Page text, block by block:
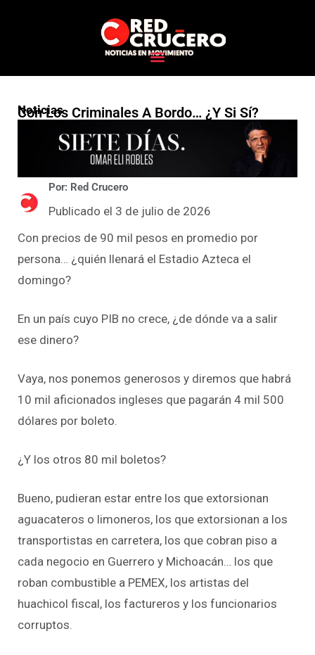
Noticias
Con Los Criminales A Bordo… ¿y Si Sí?
Por: Red Crucero
Publicado el 3 de julio de 2026
Con precios de 90 mil pesos en promedio por
persona… ¿quién llenará el Estadio Azteca el
domingo?
En un país cuyo PIB no crece, ¿de dónde va a salir
ese dinero?
Vaya, nos ponemos generosos y diremos que habrá
10 mil aficionados ingleses que pagarán 4 mil 500
dólares por boleto.
¿Y los otros 80 mil boletos?
Bueno, pudieran estar entre los que extorsionan
aguacateros o limoneros, los que extorsionan a los
transportistas en carretera, los que cobran piso a
cada negocio en Guerrero y Michoacán… los que
roban combustible a PEMEX, los artistas del
huachicol fiscal, los factureros y los funcionarios
corruptos.